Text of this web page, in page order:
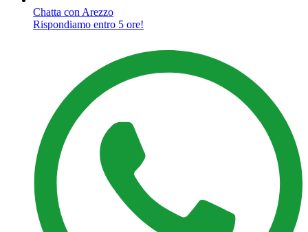
Chatta con Arezzo
Rispondiamo entro 5 ore!